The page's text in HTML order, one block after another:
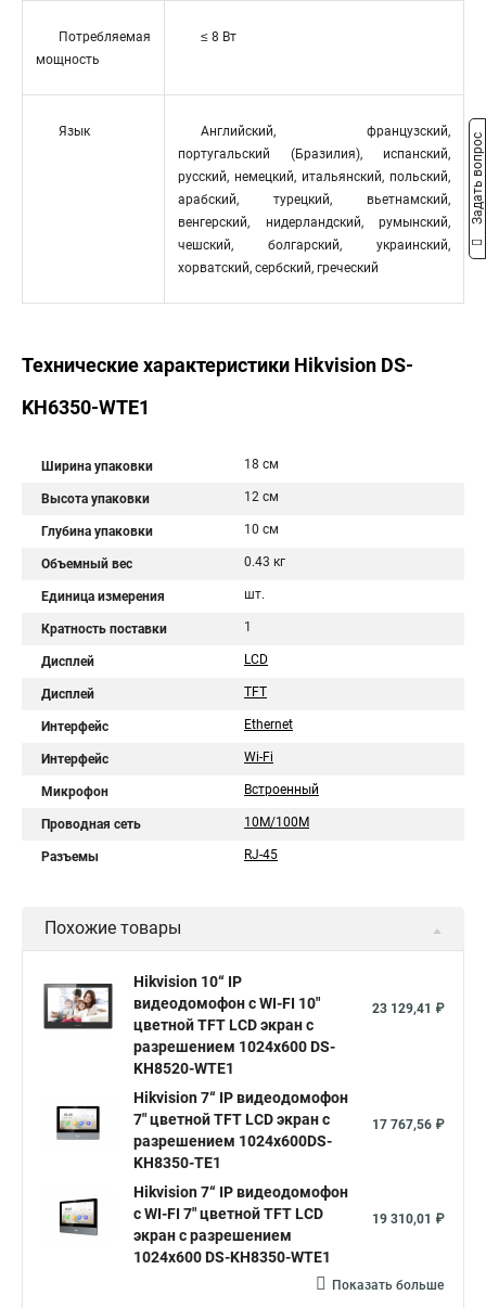
Потребляемая
мощность
≤ 8 Вт
Язык
Английский, французский,
португальский (Бразилия), испанский,
русский, немецкий, итальянский, польский,
арабский, турецкий, вьетнамский,
венгерский, нидерландский, румынский,
чешский, болгарский, украинский,
хорватский, сербский, греческий
Технические характеристики Hikvision DS-
KH6350-WTE1
Ширина упаковки 18 см
Высота упаковки 12 см
Глубина упаковки 10 см
Объемный вес 0.43 кг
Единица измерения шт.
Кратность поставки 1
Дисплей LCD
Дисплей TFT
Интерфейс Ethernet
Интерфейс Wi-Fi
Микрофон Встроенный
Проводная сеть 10M/100M
Разъемы RJ-45
Похожие товары
Hikvision 10“ IP
видеодомофон с WI-FI 10"
цветной TFT LCD экран с
разрешением 1024х600 DS-
KH8520-WTE1
23 129,41 ₽
Hikvision 7“ IP видеодомофон
7" цветной TFT LCD экран с
разрешением 1024х600DS-
KH8350-TE1
17 767,56 ₽
Hikvision 7“ IP видеодомофон
с WI-FI 7" цветной TFT LCD
экран с разрешением
1024х600 DS-KH8350-WTE1
19 310,01 ₽
Показать больше
Задать вопрос